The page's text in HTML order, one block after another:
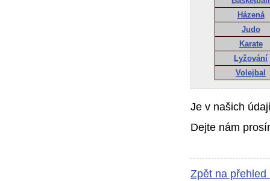
Házená
Judo
Karate
Lyžování
Volejbal
Je v našich
Dejte nám
Zpět na přehled